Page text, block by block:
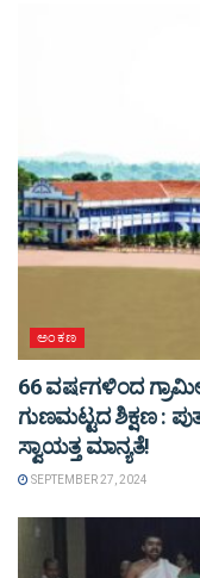
ಅಂಕಣ
66 ವರ್ಷಗಳಿಂದ
ಗುಣಮಟ್ಟದ ಶಿಕ್ಷಣ :
ಸ್ವಾಯತ್ತ ಮಾನ್ಯತೆ!
SEPTEMBER 27, 2024